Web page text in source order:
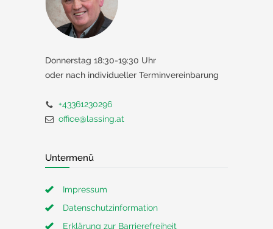
Donnerstag 18:30-19:30 Uhr
oder nach individueller Terminvereinbarung
+43361230296
office@lassing.at
Untermenü
Impressum
Datenschutzinformation
Erklärung zur Barrierefreiheit